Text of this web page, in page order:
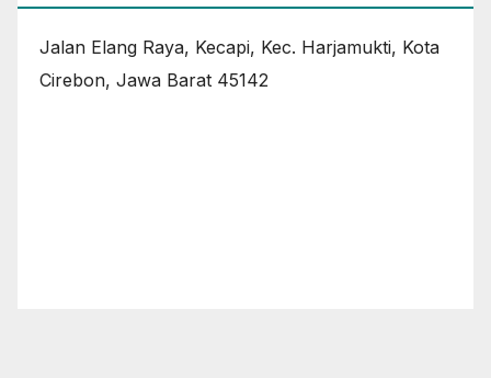
Jalan Elang Raya, Kecapi, Kec. Harjamukti, Kota
Cirebon, Jawa Barat 45142